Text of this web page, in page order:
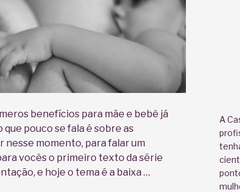
benefícios para mãe e bebê já
que pouco se fala é sobre as
nesse momento, para falar um
vocês o primeiro texto da série
e hoje o tema é a baixa …
A